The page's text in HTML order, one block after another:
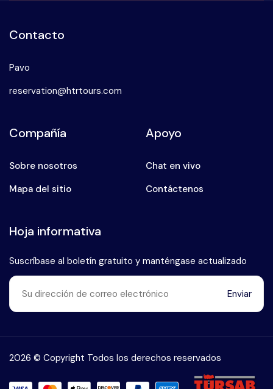
Habla con nuestro experto en
+90 (546) 912 38 93
Contacto
Pavo
reservation@htrtours.com
Compañía
Sobre nosotros
Mapa del sitio
Apoyo
Chat en vivo
Contáctenos
Hoja informativa
Suscríbase al boletín gratuito y manténgase actualizado
Enviar
2026 © Copyright Todos los derechos reservados